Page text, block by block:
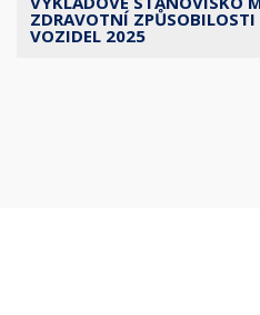
ZDRAVOTNÍ
VOZIDEL 2025